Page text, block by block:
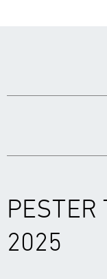
PESTER
2025